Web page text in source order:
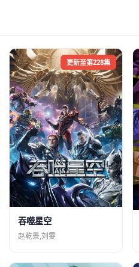
更新至第228集
吞噬星空
赵乾景,刘雯